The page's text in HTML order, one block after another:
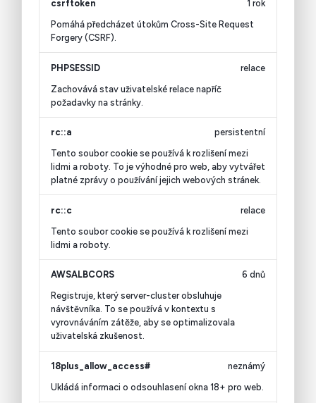
csrftoken
Pomáhá předcházet útokům Cross-Site Request
Forgery (CSRF).
1 rok
PHPSESSID
Zachovává stav uživatelské relace napříč
požadavky na stránky.
relace
rc::a
Tento soubor cookie se používá k rozlišení mezi
lidmi a roboty. To je výhodné pro web, aby vytvářet
platné zprávy o používání jejich webových stránek.
persistentní
rc::c
Tento soubor cookie se používá k rozlišení mezi
lidmi a roboty.
relace
AWSALBCORS
Registruje, který server-cluster obsluhuje
návštěvníka. To se používá v kontextu s
vyrovnáváním zátěže, aby se optimalizovala
uživatelská zkušenost.
6 dnů
18plus_allow_access#
Ukládá informaci o odsouhlasení okna 18+ pro web.
neznámý